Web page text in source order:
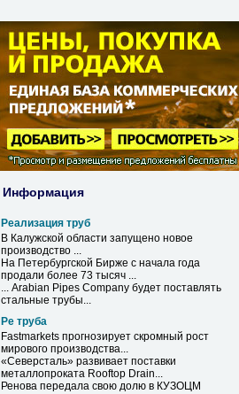
Информация
Реализация труб
В Калужской области запущено новое
производство ...
На Петербургской Бирже с начала года
продали более 73 тысяч ...
... Arabian Pipes Company будет поставлять
стальные трубы...
Ре труба
Fastmarkets прогнозирует скромный рост
мирового производства...
«Северсталь» развивает поставки
металлопроката Rooftop Drain...
Ренова передала свою долю в КУЗОЦМ